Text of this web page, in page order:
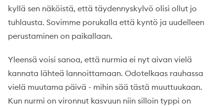
kyllä sen näköistä, että täydennyskylvö olisi ollut jo
tuhlausta. Sovimme porukalla että kyntö ja uudelleen
perustaminen on paikallaan.
Yleensä voisi sanoa, että nurmia ei nyt aivan vielä
kannata lähteä lannoittamaan. Odotelkaas rauhassa
vielä muutama päivä - mihin sää tästä muuttuukaan.
Kun nurmi on vironnut kasvuun niin silloin typpi on